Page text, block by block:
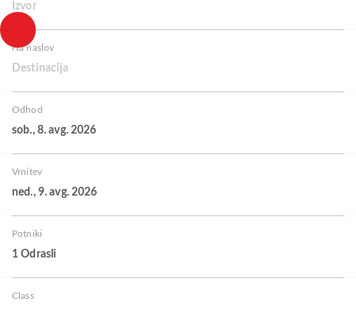
Izvor
Na naslov
Destinacija
Odhod
sob., 8. avg. 2026
Vrnitev
ned., 9. avg. 2026
Potniki
1 Odrasli
Class